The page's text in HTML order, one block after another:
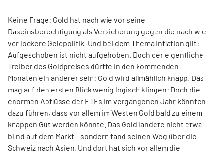
Keine Frage: Gold hat nach wie vor seine
Daseinsberechtigung als Versicherung gegen die nach wie
vor lockere Geldpolitik. Und bei dem Thema Inflation gilt:
Aufgeschoben ist nicht aufgehoben. Doch der eigentliche
Treiber des Goldpreises dürfte in den kommenden
Monaten ein anderer sein: Gold wird allmählich knapp. Das
mag auf den ersten Blick wenig logisch klingen: Doch die
enormen Abflüsse der ETFs im vergangenen Jahr könnten
dazu führen, dass vor allem im Westen Gold bald zu einem
knappen Gut werden könnte. Das Gold landete nicht etwa
blind auf dem Markt – sondern fand seinen Weg über die
Schweiz nach Asien. Und dort hat sich vor allem die